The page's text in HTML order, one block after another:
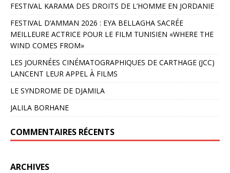
FESTIVAL KARAMA DES DROITS DE L’HOMME EN JORDANIE
FESTIVAL D’AMMAN 2026 : EYA BELLAGHA SACRÉE
MEILLEURE ACTRICE POUR LE FILM TUNISIEN «WHERE THE
WIND COMES FROM»
LES JOURNÉES CINÉMATOGRAPHIQUES DE CARTHAGE (JCC)
LANCENT LEUR APPEL À FILMS
LE SYNDROME DE DJAMILA
JALILA BORHANE
COMMENTAIRES RÉCENTS
ARCHIVES